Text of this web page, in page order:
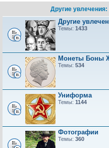
Другие
Другие
Темы: 1433
Монеты Боны
Темы: 534
Униформа
Темы: 1144
Фотографии
Темы: 360